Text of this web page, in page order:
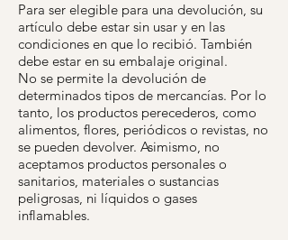
Para ser elegible para una devolución, su
artículo debe estar sin usar y en las
condiciones en que lo recibió. También
debe estar en su embalaje original.
No se permite la devolución de
determinados tipos de mercancías. Por lo
tanto, los productos perecederos, como
alimentos, flores, periódicos o revistas, no
se pueden devolver. Asimismo, no
aceptamos productos personales o
sanitarios, materiales o sustancias
peligrosas, ni líquidos o gases
inflamables.